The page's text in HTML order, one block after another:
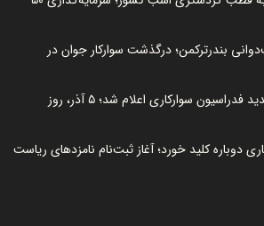
بندرترکمن؛ درگذشت سوارکار جوان در
زمان رونمایی از رئیس جدید فدراسیون سوارکاری اعلام شد؛ ۵ آذر، روز
دوباره کلید خورد؛ آغاز ثبت‌نام نامزدهای ریاست